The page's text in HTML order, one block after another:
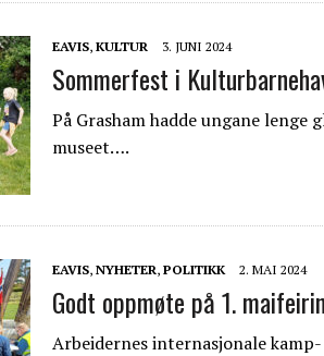
EAVIS, KULTUR 3. JUNI 2024
Sommerfest i
På Grasham hadde ungane lenge
museet….
EAVIS, NYHETER, POLITIKK 2. MAI 2024
Godt oppmøte på 1.
Arbeidernes internasjonale